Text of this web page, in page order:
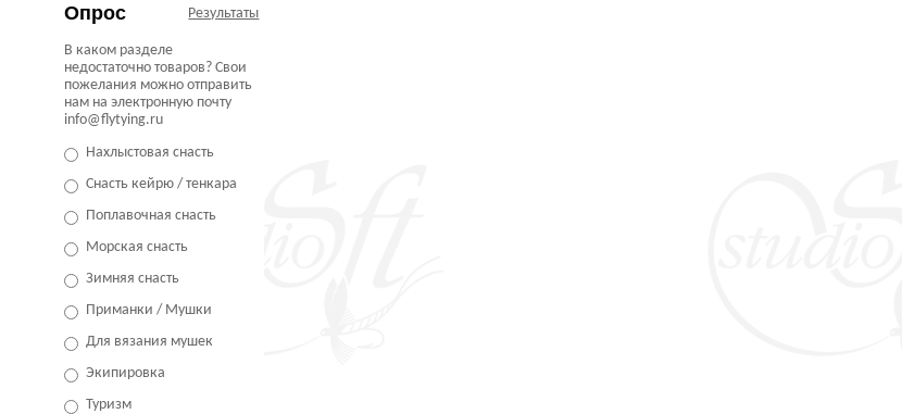
Опрос Результаты
В каком разделе
недостаточно товаров? Свои
пожелания можно отправить
нам на электронную почту
info@flytying.ru
Нахлыстовая снасть
Снасть кейрю / тенкара
Поплавочная снасть
Морская снасть
Зимняя снасть
Приманки / Мушки
Для вязания мушек
Экипировка
Туризм